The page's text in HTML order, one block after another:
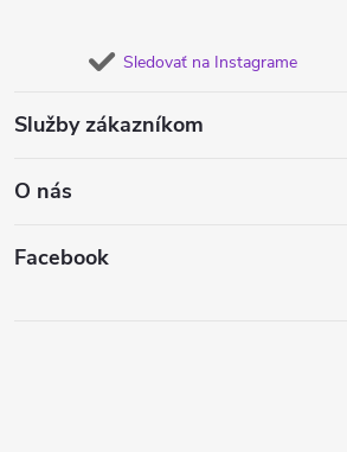
Sledovať na Instagrame
Služby zákazníkom
O nás
Facebook